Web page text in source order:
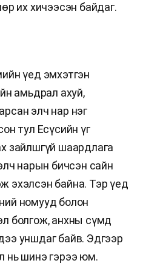
их хичээсэн байдаг.
үед эмхэтгэн
амьдрал ахуй,
элч нар нэг
тул Есүсийн үг
зайлшгүй шаардлага
нарын бичсэн сайн
эхэлсэн байна. Тэр үед
номууд болон
болгож, анхны сүмд
уншдаг байв. Эдгээр
нь шинэ гэрээ юм.